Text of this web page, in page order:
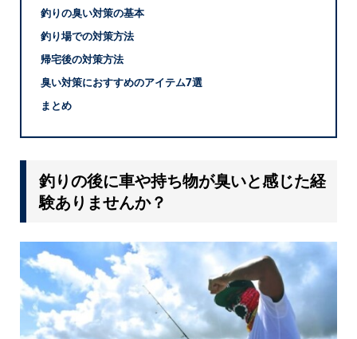
釣りの臭い対策の基本
釣り場での対策方法
帰宅後の対策方法
臭い対策におすすめのアイテム7選
まとめ
釣りの後に車や持ち物が臭いと感じた経
験ありませんか？